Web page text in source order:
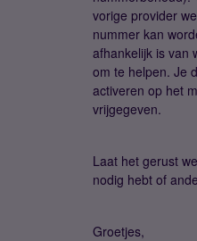
vorige provider
nummer kan
afhankelijk is van
om te helpen. Je
activeren op het
vrijgegeven.
Laat het gerust
nodig hebt of
Groetjes,